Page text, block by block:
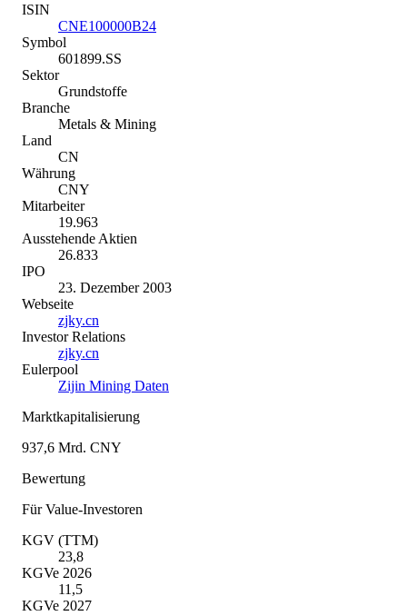
ISIN
CNE100000B24
Symbol
601899.SS
Sektor
Grundstoffe
Branche
Metals & Mining
Land
CN
Währung
CNY
Mitarbeiter
19.963
Ausstehende Aktien
26.833
IPO
23. Dezember 2003
Webseite
zjky.cn
Investor Relations
zjky.cn
Eulerpool
Zijin Mining Daten
Marktkapitalisierung
937,6 Mrd. CNY
Bewertung
Für Value-Investoren
KGV (TTM)
23,8
KGVe 2026
11,5
KGVe 2027